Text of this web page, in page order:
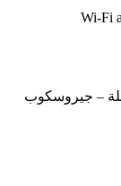
Wi-Fi
– جيروسكوب